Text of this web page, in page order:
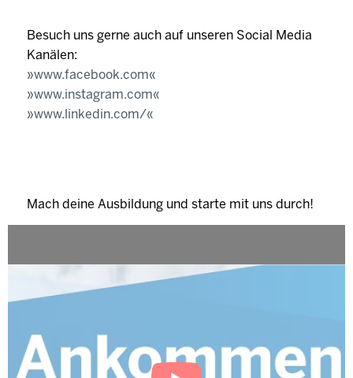
Besuch uns gerne auch auf unseren Social Media
Kanälen:
www.facebook.com
www.instagram.com
www.linkedin.com/
Mach deine Ausbildung und starte mit uns durch!